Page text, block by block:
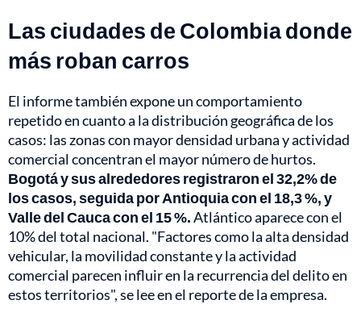
Las ciudades de Colombia donde
más roban carros
El informe también expone un comportamiento
repetido en cuanto a la distribución geográfica de los
casos: las zonas con mayor densidad urbana y actividad
comercial concentran el mayor número de hurtos.
Bogotá y sus alrededores registraron el 32,2% de
los casos, seguida por Antioquia con el 18,3 %, y
Valle del Cauca con el 15 %.Atlántico aparece con el
10% del total nacional. "Factores como la alta densidad
vehicular, la movilidad constante y la actividad
comercial parecen influir en la recurrencia del delito en
estos territorios", se lee en el reporte de la empresa.